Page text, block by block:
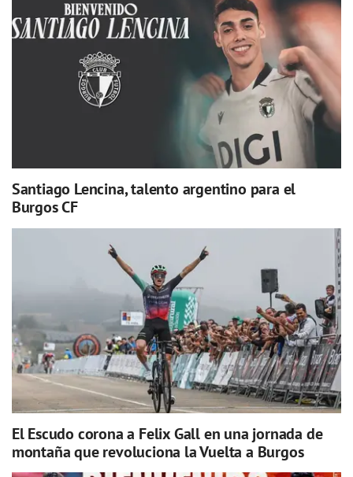
Santiago Lencina, talento argentino para el
Burgos CF
El Escudo corona a Felix Gall en una jornada de
montaña que revoluciona la Vuelta a Burgos